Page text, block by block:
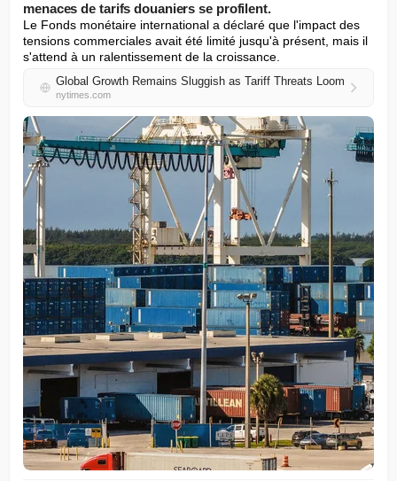
menaces de tarifs douaniers se profilent.
Le Fonds monétaire international a déclaré que l'impact des
tensions commerciales avait été limité jusqu'à présent, mais il
s'attend à un ralentissement de la croissance.
Global Growth Remains Sluggish as Tariff Threats Loom
nytimes.com